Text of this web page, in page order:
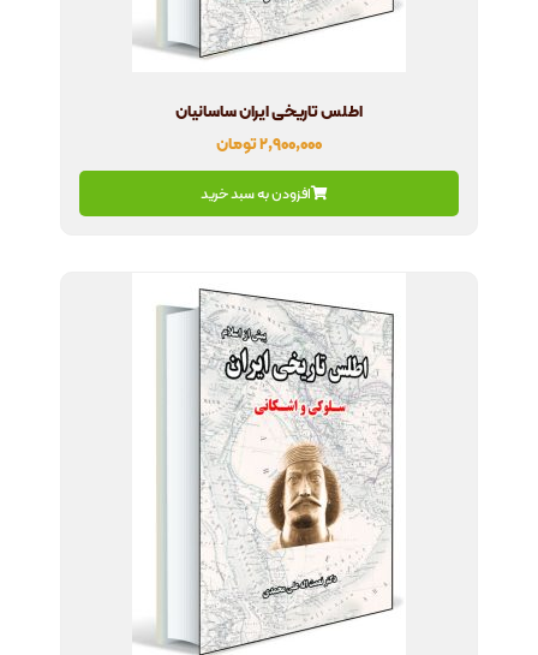
اطلس تاریخی ایران ساسانیان
۲,۹۰۰,۰۰۰تومان
افزودن به سبد خرید